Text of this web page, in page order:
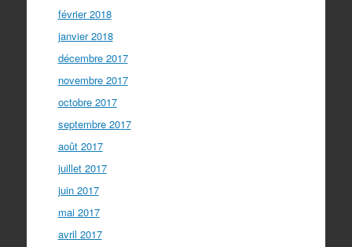
février 2018
janvier 2018
décembre 2017
novembre 2017
octobre 2017
septembre 2017
août 2017
juillet 2017
juin 2017
mai 2017
avril 2017